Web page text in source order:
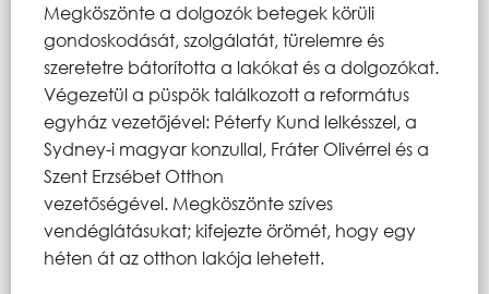
Megköszönte a dolgozók betegek körüli
gondoskodását, szolgálatát, türelemre és
szeretetre bátorította a lakókat és a dolgozókat.
Végezetül a püspök találkozott a református
egyház vezetőjével: Péterfy Kund lelkésszel, a
Sydney-i magyar konzullal, Fráter Olivérrel és a
Szent Erzsébet Otthon
vezetőségével. Megköszönte szíves
vendéglátásukat; kifejezte örömét, hogy egy
héten át az otthon lakója lehetett.